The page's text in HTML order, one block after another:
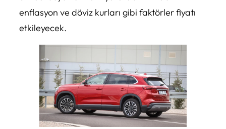
enflasyon ve döviz kurları gibi faktörler fiyatı
etkileyecek.